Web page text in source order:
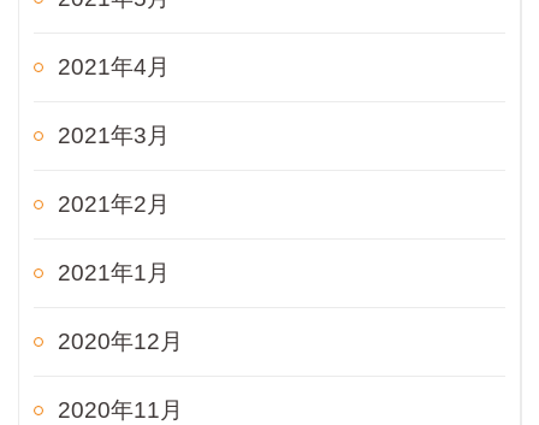
2021年4月
2021年3月
2021年2月
2021年1月
2020年12月
2020年11月